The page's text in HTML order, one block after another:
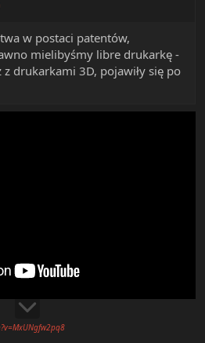
w postaci patentów,
mielibyśmy libre drukarkę -
z drukarkami 3D, pojawiły się po